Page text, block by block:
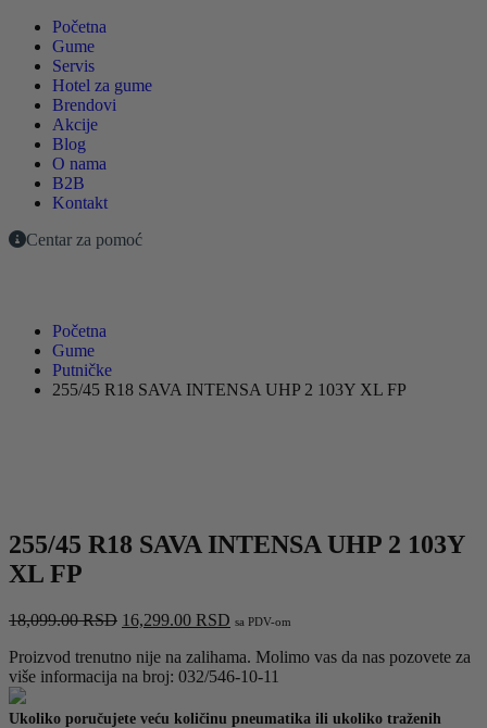
Početna
Gume
Servis
Hotel za gume
Brendovi
Akcije
Blog
O nama
B2B
Kontakt
Centar za pomoć
Početna
Gume
Putničke
255/45 R18 SAVA INTENSA UHP 2 103Y XL FP
255/45 R18 SAVA INTENSA UHP 2 103Y
XL FP
18,099.00RSD Originalna
je
bila:
16,299.00 RSD Trenutna
je:
16,299.00 RSD.
sa PDV-om
Proizvod trenutno nije na zalihama. Molimo vas da nas pozovete za
više informacija na broj: 032/546-10-11
Ukoliko poručujete veću količinu pneumatika ili ukoliko traženih